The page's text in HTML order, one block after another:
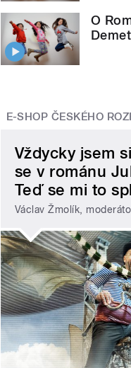
O
E-SHOP ČESKÉHO
Vždycky jsem
se v románu
Teď se mi to
Václav Žmolík,